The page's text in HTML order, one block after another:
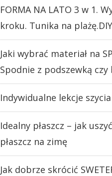
FORMA NA LATO 3 w 1.
kroku. Tunika na plażę.DIY
Jaki wybrać materiał na
Spodnie z podszewką czy
Indywidualne lekcje
Idealny płaszcz – jak
płaszcz na zimę
Jak dobrze skrócić